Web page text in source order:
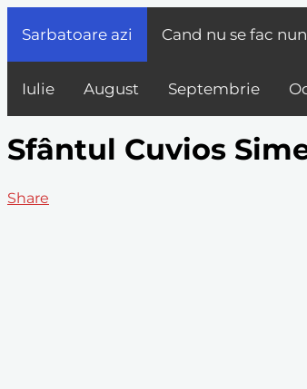
Sarbatoare azi Cand nu se fac
Iulie August Septembrie
Sfântul Cuvios
Share